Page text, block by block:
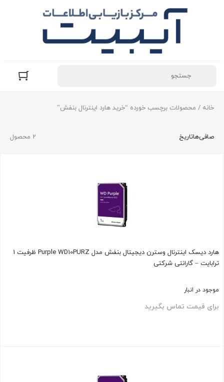
خانه / محصولات برچسب خورده “خرید هارد اینترنال بنفش”
2 محصول صافی‌هاتاریخ
هارد دیسک اینترنال وسترن دیجیتال بنفش مدل Purple WD10PURZ ظرفیت 1
ترابایت – گارانتی شرکتی
موجود در انبار
برای قیمت تماس بگیرید